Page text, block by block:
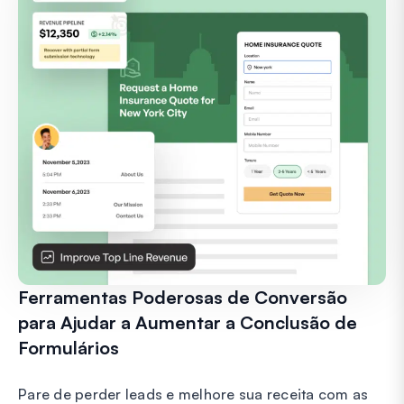
Ferramentas Poderosas de Conversão
para Ajudar a Aumentar a Conclusão de
Formulários
Pare de perder leads e melhore sua receita com as